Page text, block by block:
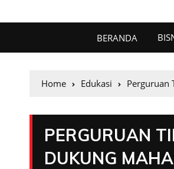
BERANDA
Home Edukasi Perguruan
PERGURUAN
DUKUNG